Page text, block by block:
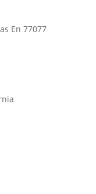
En 77077